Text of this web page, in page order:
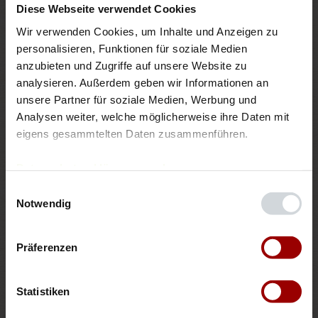
Diese Webseite verwendet Cookies
Wir verwenden Cookies, um Inhalte und Anzeigen zu
personalisieren, Funktionen für soziale Medien
anzubieten und Zugriffe auf unsere Website zu
analysieren. Außerdem geben wir Informationen an
unsere Partner für soziale Medien, Werbung und
Analysen weiter, welche möglicherweise ihre Daten mit
eigens gesammtelten Daten zusammenführen.
Notwendig
Präferenzen
Statistiken
Salz, Pfeffer aus der Mühle
1ELPflanzenöl
Auswahl zurücksetzen
Pro Portion ca.: 295 Kalorien, 20 g Eiweiß, 15 g Fett, 17 g